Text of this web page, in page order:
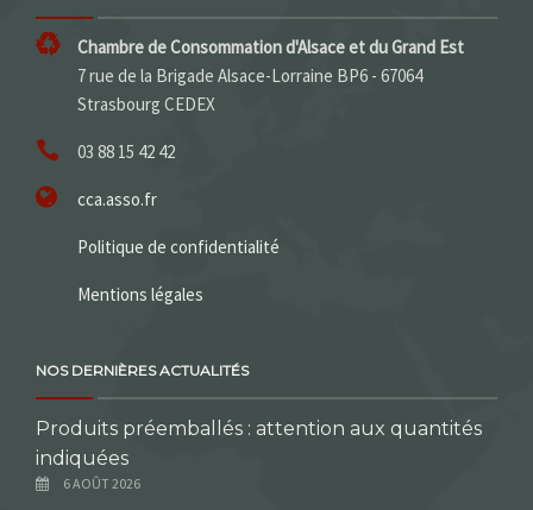
Chambre de Consommation d'Alsace et du Grand Est
7 rue de la Brigade Alsace-Lorraine BP6 - 67064
Strasbourg CEDEX
03 88 15 42 42
cca.asso.fr
Politique de confidentialité
Mentions légales
NOS DERNIÈRES ACTUALITÉS
Produits préemballés : attention aux quantités
indiquées
6 AOÛT 2026